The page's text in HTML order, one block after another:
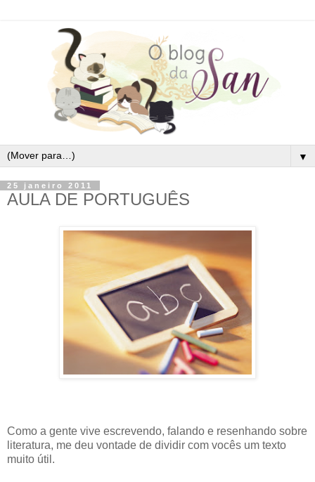
▼
25 janeiro 2011
AULA DE PORTUGUÊS
Como a gente vive escrevendo, falando e resenhando sobre
literatura, me deu vontade de dividir com vocês um texto
muito útil.